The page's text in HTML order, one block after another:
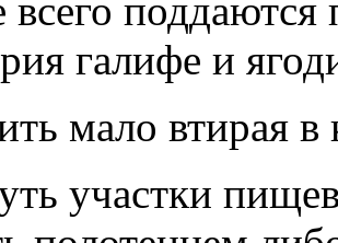
всего
галифе и
мало втирая в
участки